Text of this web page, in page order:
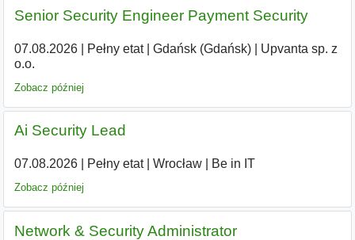
Senior Security Engineer Payment Security
07.08.2026| Pełny etat| Gdańsk (Gdańsk)|
Upvanta sp. z
o.o.
Zobacz później
Ai Security Lead
07.08.2026| Pełny etat| Wrocław| Be in IT
Zobacz później
Network & Security Administrator